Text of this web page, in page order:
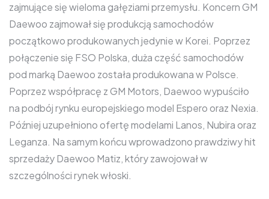
zajmujące się wieloma gałęziami przemysłu. Koncern GM
Daewoo zajmował się produkcją samochodów
początkowo produkowanych jedynie w Korei. Poprzez
połączenie się FSO Polska, duża część samochodów
pod marką Daewoo została produkowana w Polsce.
Poprzez współpracę z GM Motors, Daewoo wypuściło
na podbój rynku europejskiego model Espero oraz Nexia.
Później uzupełniono ofertę modelami Lanos, Nubira oraz
Leganza. Na samym końcu wprowadzono prawdziwy hit
sprzedaży Daewoo Matiz, który zawojował w
szczególności rynek włoski.